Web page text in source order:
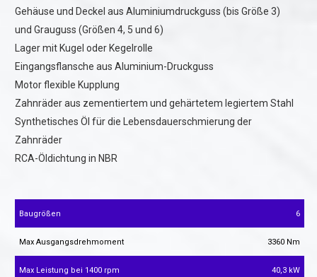
Gehäuse und Deckel aus Aluminiumdruckguss (bis Größe 3)
und Grauguss (Größen 4, 5 und 6)
Lager mit Kugel oder Kegelrolle
Eingangsflansche aus Aluminium-Druckguss
Motor flexible Kupplung
Zahnräder aus zementiertem und gehärtetem legiertem Stahl
Synthetisches Öl für die Lebensdauerschmierung der
Zahnräder
RCA-Öldichtung in NBR
Baugrößen 6
Max Ausgangsdrehmoment 3360 Nm
Max Leistung bei 1400 rpm 40,3 kW